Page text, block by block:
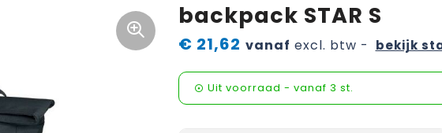
backpack STAR S
€ 21,62 vanaf excl. btw - bekijk
Uit voorraad - vanaf 3 st.